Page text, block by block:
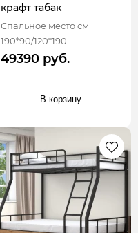
крафт табак
Спальное место см
190*90/120*190
49390 руб.
В корзину